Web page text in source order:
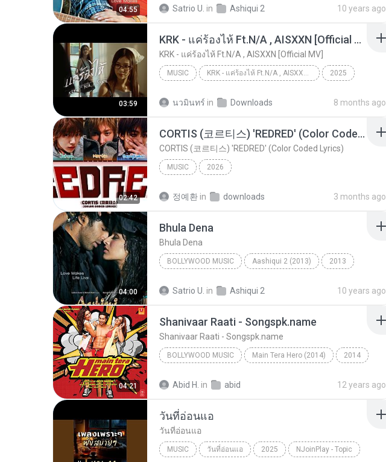
04:55 Satrio U. in Ashiqui 2 10 years ago
03:59
KRK - แค่ร้องไห้ Ft.N/A , AISXXN [Official MV]
KRK - แค่ร้องไห้ Ft.N/A , AISXXN [Official MV]
MUSIC KRK - แค่ร้องไห้ Ft.N/A , AISXXN [Official MV] 2025
นวมินทร์ in Downloads 8 months ago
02:42
CORTIS (코르티스) 'REDRED' (Color Coded Lyrics)
CORTIS (코르티스) 'REDRED' (Color Coded Lyrics)
MUSIC 2026
정예환 in downloads 3 months ago
04:00
Bhula Dena
Bhula Dena
BOLLYWOOD MUSIC Aashiqui 2 (2013) 2013
Satrio U. in Ashiqui 2 10 years ago
04:21
Shanivaar Raati - Songspk.name
Shanivaar Raati - Songspk.name
BOLLYWOOD MUSIC Main Tera Hero (2014) 2014
Abid H. in abid 12 years ago
วันที่อ่อนแอ
วันที่อ่อนแอ
MUSIC วันที่อ่อนแอ 2025 NJoinPlay - Topic